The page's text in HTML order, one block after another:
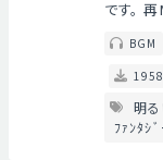
です。
BGM
明
ﾌｧﾝﾀｼﾞ